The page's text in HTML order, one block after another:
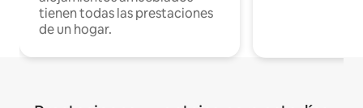
tienen todas las prestaciones
de un hogar.